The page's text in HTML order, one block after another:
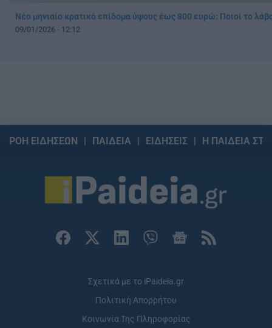
Νέο μηνιαίο κρατικό επίδομα ύψους έως 800 ευρώ: Ποιοί το
09/01/2026 - 12:12
ΡΟΗ ΕΙΔΗΣΕΩΝ ΠΑΙΔΕΙΑ ΕΙΔΗΣΕΙΣ Η ΠΑΙΔΕΙΑ
Σχετικά με το iPaideia.gr
Πολιτική Απορρήτου
Κοινωνία Της Πληροφορίας